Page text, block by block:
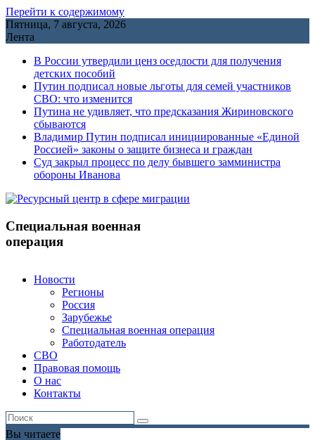
Перейти к содержимому
Пятница, 7 августа, 2026
Лента
В России утвердили ценз оседлости для получения
детских пособий
Путин подписал новые льготы для семей участников
СВО: что изменится
Путина не удивляет, что предсказания Жириновского
сбываются
Владимир Путин подписал инициированные «Единой
Россией» законы о защите бизнеса и граждан
Cуд закрыл процесс по делу бывшего замминистра
обороны Иванова
Специальная военная
операция
Новости
Регионы
Россия
Зарубежье
Специальная военная операция
Работодатель
СВО
Правовая помощь
О нас
Контакты
Вы читаете